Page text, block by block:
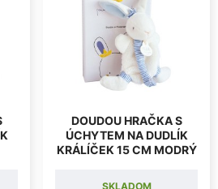
DOUDOU HRAČKA S
ÚCHYTEM NA DUDLÍK
KRÁLÍČEK 15 CM MODRÝ
SKLADOM